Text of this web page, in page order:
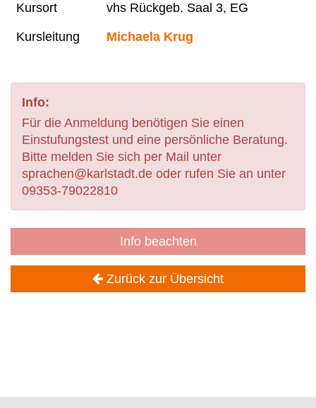
Kursort vhs Rückgeb. Saal 3, EG
Kursleitung Michaela Krug
Info:
Für die Anmeldung benötigen Sie einen
Einstufungstest und eine persönliche Beratung.
Bitte melden Sie sich per Mail unter
sprachen@karlstadt.de oder rufen Sie an unter
09353-79022810
Info beachten
Zurück zur Übersicht